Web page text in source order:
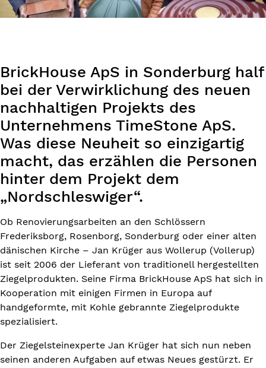
BrickHouse ApS in Sonderburg half
bei der Verwirklichung des neuen
nachhaltigen Projekts des
Unternehmens TimeStone ApS.
Was diese Neuheit so einzigartig
macht, das erzählen die Personen
hinter dem Projekt dem
„Nordschleswiger“.
Ob Renovierungsarbeiten an den Schlössern
Frederiksborg, Rosenborg, Sonderburg oder einer alten
dänischen Kirche – Jan Krüger aus Wollerup (Vollerup)
ist seit 2006 der Lieferant von traditionell hergestellten
Ziegelprodukten. Seine Firma BrickHouse ApS hat sich in
Kooperation mit einigen Firmen in Europa auf
handgeformte, mit Kohle gebrannte Ziegelprodukte
spezialisiert.
Der Ziegelsteinexperte Jan Krüger hat sich nun neben
seinen anderen Aufgaben auf etwas Neues gestürzt. Er